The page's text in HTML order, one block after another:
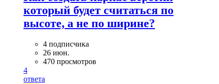
который будет считаться по
высоте, а не по ширине?
4 подписчика
26 июн.
470 просмотров
4
ответа